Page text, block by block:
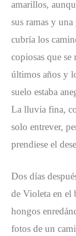
amarillos,
sus ramas y
cubría los
copiosas que
últimos años y
suelo estaba
La lluvia fina,
solo entrever,
prendiese el
Dos días
de Violeta en el
hongos
fotos de un